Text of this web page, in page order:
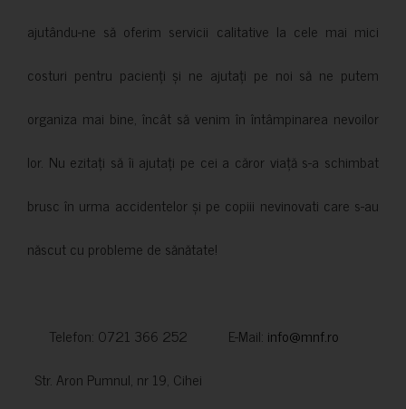
ajutându-ne să oferim servicii calitative la cele mai mici
costuri pentru pacienți și ne ajutați pe noi să ne putem
organiza mai bine, încât să venim în întâmpinarea nevoilor
lor. Nu ezitați să îi ajutați pe cei a căror viață s-a schimbat
brusc în urma accidentelor și pe copiii nevinovati care s-au
născut cu probleme de sănătate!
Telefon: 0721 366 252 E-Mail: info@mnf.ro
Str. Aron Pumnul, nr 19, Cihei